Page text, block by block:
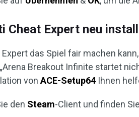
Cheat Expert neu
das Spiel fair machen
Breakout Infinite startet
vonACE-Setup64 Ihnen
den Steam-Client und finden